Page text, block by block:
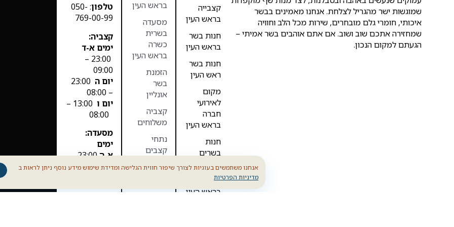
שמוגשות ישר מהגריל לצלחת. אנחנו מאמינים בבשר
איכותי, חומרי גלם מובחרים, שירות מכל הלב וחוויה
שמחזירה אתכם שוב ושוב. אם אתם אוהבים בשר אמיתי –
הגעתם למקום הנכון.
קצבייה
בראש העין
חנות בשר
בראש העין
חנות בשר
ראש העין
מקום
לאירועי
חברה
בראש העין
חנות
בשרים
בראש העין
מסעדה
בראש העין
בראש העין
מסעדה
בשרית
כשרה
בראש העין
הזמנת
בשר
אונליין
קצביה
משלוחים
נתחי
קצבים
בשר בקר
טלפון : 050-
769-00-99
קצביה:
ימים א-ד
23:00 –
09:00
יום ה 23:00
– 08:00
יום ו
13:00 –
מסעדה:
ימים
א-ה
23:00 –
11:00
אנחנו משתמשים בעוגיות לצורך שיפור חווית הגלישה ומדידת שימוש מידע נוסף ניתן לראות ב
מדיניות הפרטיות